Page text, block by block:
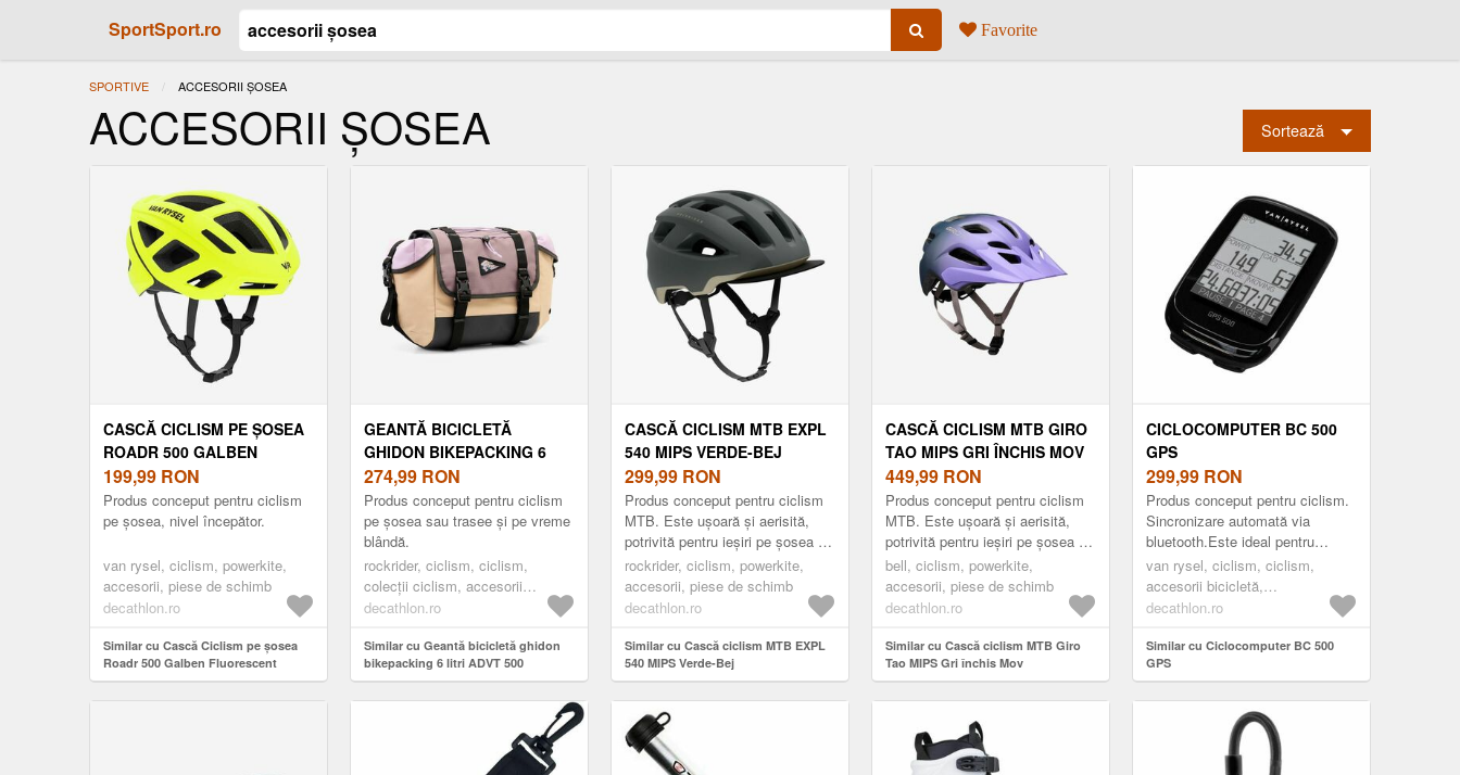
SportSport.ro Favorite
SPORTIVE ACTUAL:
ACCESORII ȘOSEA
ACCESORII ȘOSEA Sortează
CASCĂ CICLISM PE ȘOSEA
ROADR 500 GALBEN
FLUORESCENT
199,99 RON
Produs conceput pentru ciclism
pe șosea, nivel începător.
van rysel, ciclism, powerkite,
accesorii, piese de schimb
decathlon.ro
Similar cu Cască Ciclism pe șosea
Roadr 500 Galben Fluorescent
GEANTĂ BICICLETĂ
GHIDON BIKEPACKING 6
LITRI ADVT 500
274,99 RON
Produs conceput pentru ciclism
pe șosea sau trasee și pe vreme
blândă.
rockrider, ciclism, ciclism,
colecții ciclism, accesorii
compatibile pentru biciclete,
gama advt
decathlon.ro
Similar cu Geantă bicicletă ghidon
bikepacking 6 litri ADVT 500
CASCĂ CICLISM MTB EXPL
540 MIPS VERDE-BEJ
299,99 RON
Produs conceput pentru ciclism
MTB. Este ușoară și aerisită,
potrivită pentru ieșiri pe șosea și
trasee.
rockrider, ciclism, powerkite,
accesorii, piese de schimb
decathlon.ro
Similar cu Cască ciclism MTB EXPL
540 MIPS Verde-Bej
CASCĂ CICLISM MTB GIRO
TAO MIPS GRI ÎNCHIS MOV
449,99 RON
Produs conceput pentru ciclism
MTB. Este ușoară și aerisită,
potrivită pentru ieșiri pe șosea și
trasee.
bell, ciclism, powerkite,
accesorii, piese de schimb
decathlon.ro
Similar cu Cască ciclism MTB Giro
Tao MIPS Gri închis Mov
CICLOCOMPUTER BC 500
GPS
299,99 RON
Produs conceput pentru ciclism.
Sincronizare automată via
bluetooth.Este ideal pentru
ieșirile cu bicicleta de șosea, pe
pietriș și MTB, pe vreme c...
van rysel, ciclism, ciclism,
accesorii bicicletă,
ciclocomputere & gps-uri,
decathlon.ro
Similar cu Ciclocomputer BC 500
GPS